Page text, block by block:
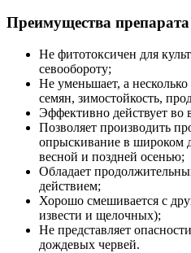
Преимущества препарата
Не фитотоксичен для
севообороту;
Не уменьшает, а
семян, зимостойкость,
Эффективно действует во
Позволяет производить
опрыскивание в широком
весной и поздней осенью;
Обладает
действием;
Хорошо смешивается с
извести и щелочных);
Не представляет
дождевых червей.